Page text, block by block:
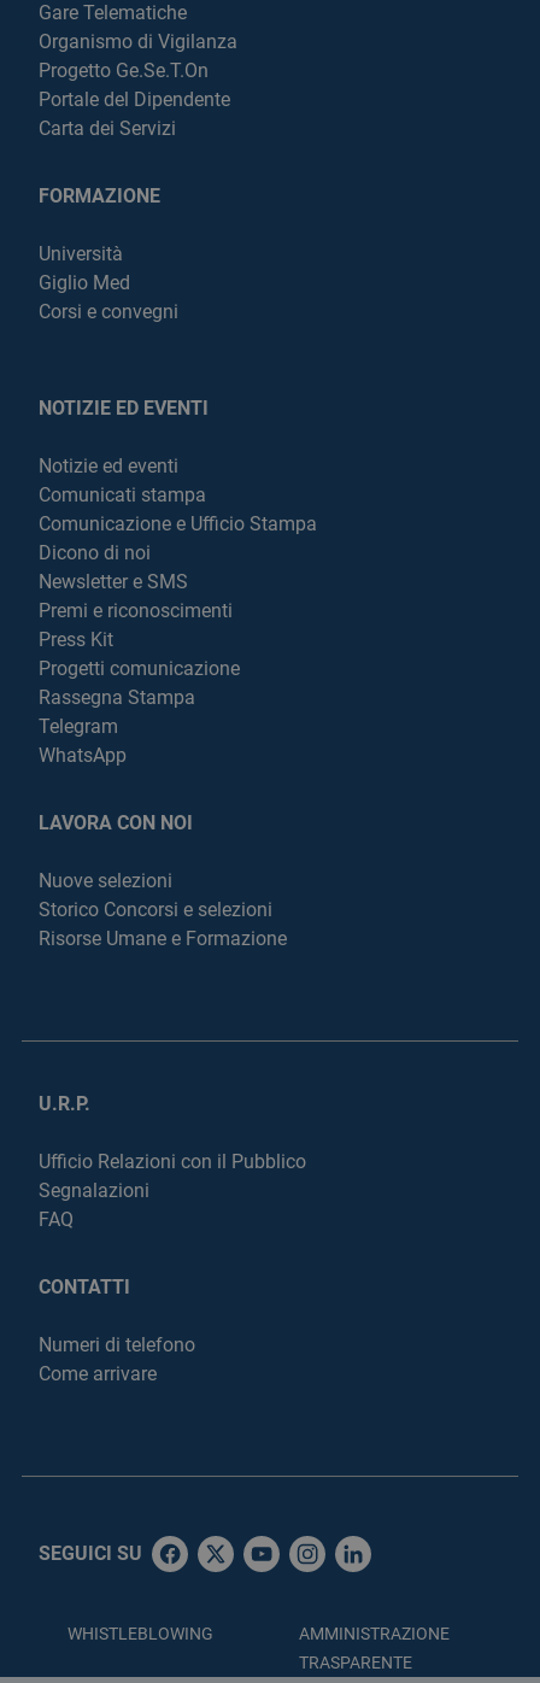
Gare Telematiche
Organismo di Vigilanza
Progetto Ge.Se.T.On
Portale del Dipendente
Carta dei Servizi
FORMAZIONE
Università
Giglio Med
Corsi e convegni
NOTIZIE ED EVENTI
Notizie ed eventi
Comunicati stampa
Comunicazione e Ufficio Stampa
Dicono di noi
Newsletter e SMS
Premi e riconoscimenti
Press Kit
Progetti comunicazione
Rassegna Stampa
Telegram
WhatsApp
LAVORA CON NOI
Nuove selezioni
Storico Concorsi e selezioni
Risorse Umane e Formazione
U.R.P.
Ufficio Relazioni con il Pubblico
Segnalazioni
FAQ
CONTATTI
Numeri di telefono
Come arrivare
SEGUICI SU
WHISTLEBLOWING
AMMINISTRAZIONE
TRASPARENTE